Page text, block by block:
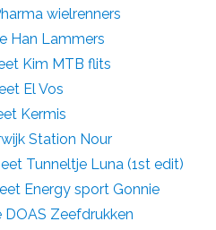
wielrenners
Han Lammers
Kim MTB flits
El Vos
Kermis
Station Nour
Tunneltje Luna (1st edit)
Energy sport Gonnie
Zeefdrukken